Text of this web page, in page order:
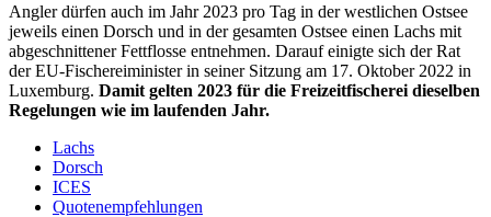
Angler dürfen auch im Jahr 2023 pro Tag in der westlichen Ostsee
jeweils einen Dorsch und in der gesamten Ostsee einen Lachs mit
abgeschnittener Fettflosse entnehmen. Darauf einigte sich der Rat
der EU-Fischereiminister in seiner Sitzung am 17. Oktober 2022 in
Luxemburg. Damit gelten 2023 für die Freizeitfischerei dieselben
Regelungen wie im laufenden Jahr.
Lachs
Dorsch
ICES
Quotenempfehlungen